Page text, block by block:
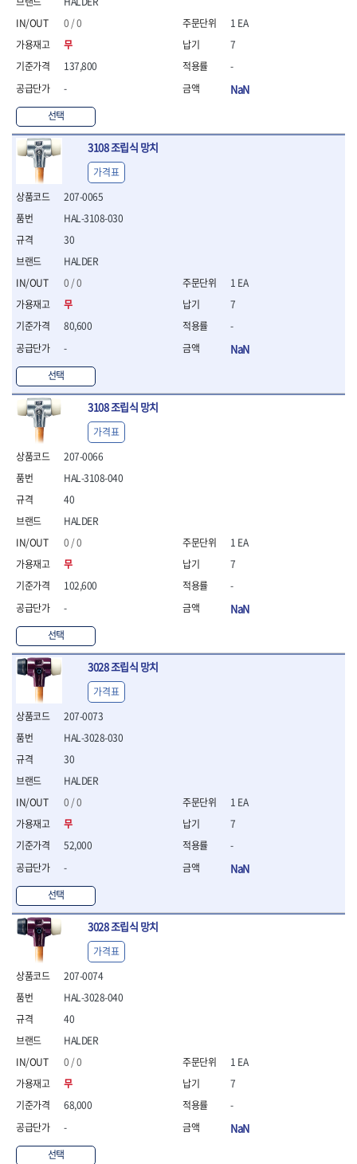
- 절연니퍼
- 절연가위
- 절연비트
- 절연드라이버교체날
- 절연라쳇렌치세트
- 절연볼트커터
- 절연아답타
- 절연펀치
- 방폭연결대
- 방폭옵셋렌치
- 방폭니퍼
- 방폭플라이어
- 방폭가위
- 방폭렌치
- 방폭스패너
- 방폭비트소켓
- 방폭아답타
- 방폭T렌치
- 방폭드라이버
- 방폭펀치
- 절연포지비트소켓
철공공구
- 볼트커터
- 핸드볼트커터
- 클램프
- 망치
- 빠루망치
- 볼핀망치
- 도끼
- 망치헤드
- 판금망치
- 나일론무반동망치
- 플라스틱망치
- 고무망치
- 센타펀치
- 핀펀치세트
- 펀치
- 펀치세트
- 용접용품
- 빠루
- 철공끌
원예.사무용품
- 전지가위
- 정글칼
- 전정톱
- 고지톱
- 다목적가위
- 안전커터칼
- 마킹
연마용품
- 조줄
- 철공용줄
- 판금줄홀더
0 / 0
무
137,800
-
선택
1 EA
7
-
NaN
3108 조립식 망치
207-0065
HALDER
0 / 0
무
80,600
-
선택
HAL-3108-030
30
가격표
1 EA
7
-
NaN
3108 조립식 망치
207-0066
HALDER
0 / 0
무
102,600
-
선택
HAL-3108-040
40
가격표
1 EA
7
-
NaN
3028 조립식 망치
207-0073
HALDER
0 / 0
무
52,000
-
선택
HAL-3028-030
30
가격표
1 EA
7
-
NaN
3028 조립식 망치
207-0074
HALDER
0 / 0
무
68,000
-
선택
HAL-3028-040
40
가격표
1 EA
7
-
NaN